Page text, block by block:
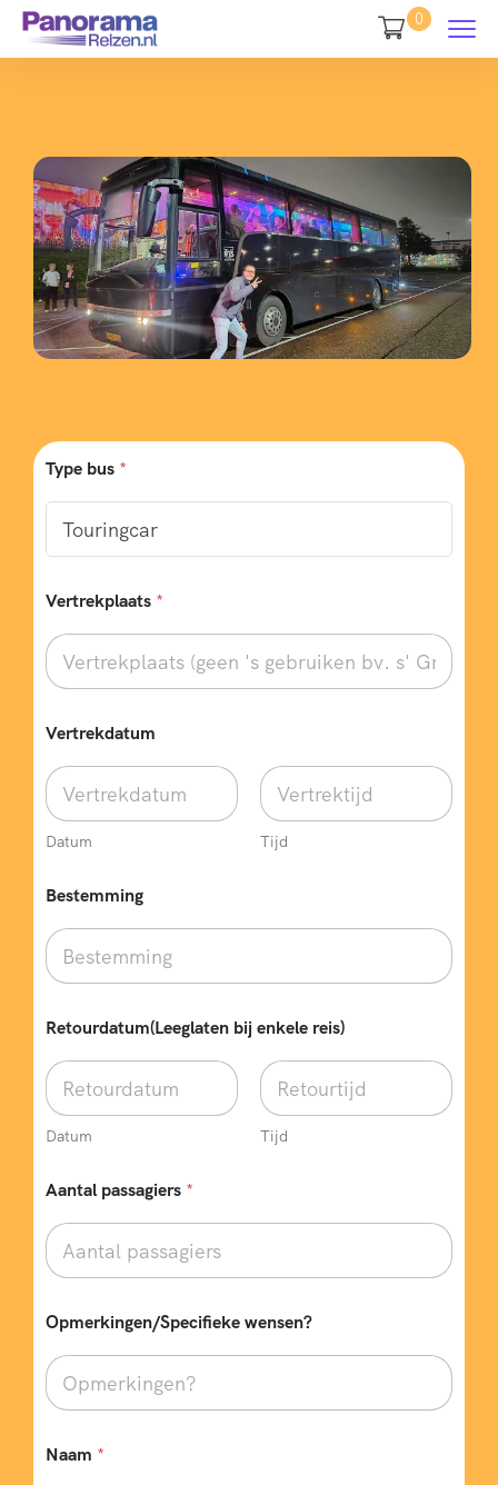
0
Type bus *
Vertrekplaats *
Vertrekdatum
Datum Tijd
Bestemming
Retourdatum(Leeglaten bij enkele reis)
Datum Tijd
Aantal passagiers *
Opmerkingen/Specifieke wensen?
Naam *